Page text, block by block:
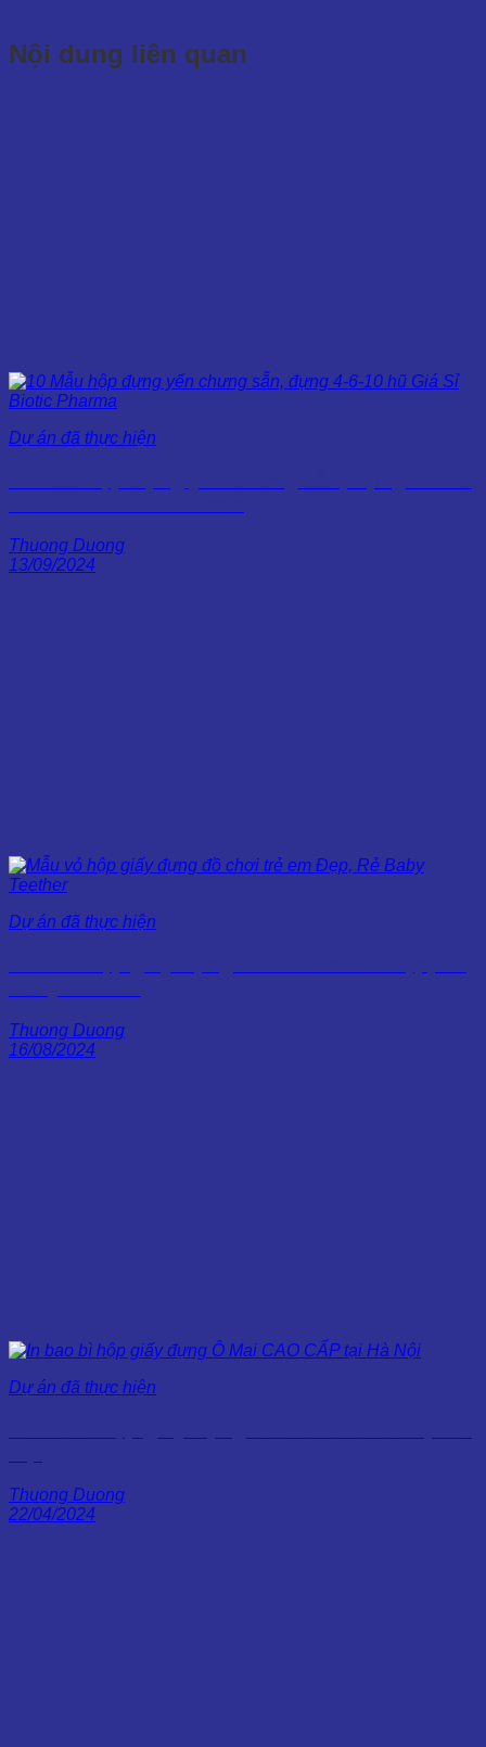
Nội dung liên quan
Dự án đã thực hiện
Thuong Duong
13/09/2024
Dự án đã thực hiện
Thuong Duong
16/08/2024
Dự án đã thực hiện
Thuong Duong
22/04/2024